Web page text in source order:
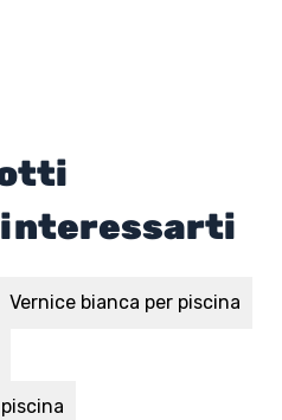
Vernice bianca per piscina